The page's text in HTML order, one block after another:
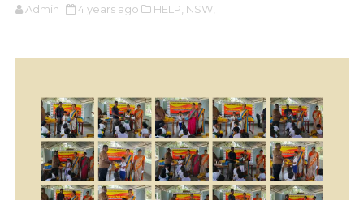
Admin 4 years ago HELP, NSW,